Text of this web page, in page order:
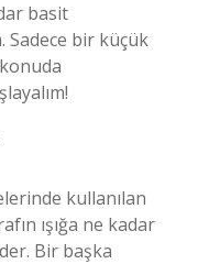
basit
bir küçük
kullanılan
ışığa ne kadar
Bir başka